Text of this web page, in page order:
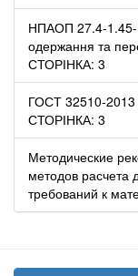
НПАОП 27.4-1.45-
одержання та
СТОРІНКА: 3
ГОСТ 32510-2013
СТОРІНКА: 3
Методические
методов
требований к